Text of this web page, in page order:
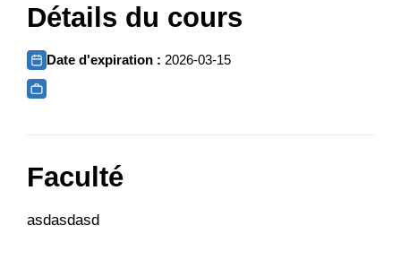
Détails du cours
Date d'expiration : 2026-03-15
Faculté
asdasdasd